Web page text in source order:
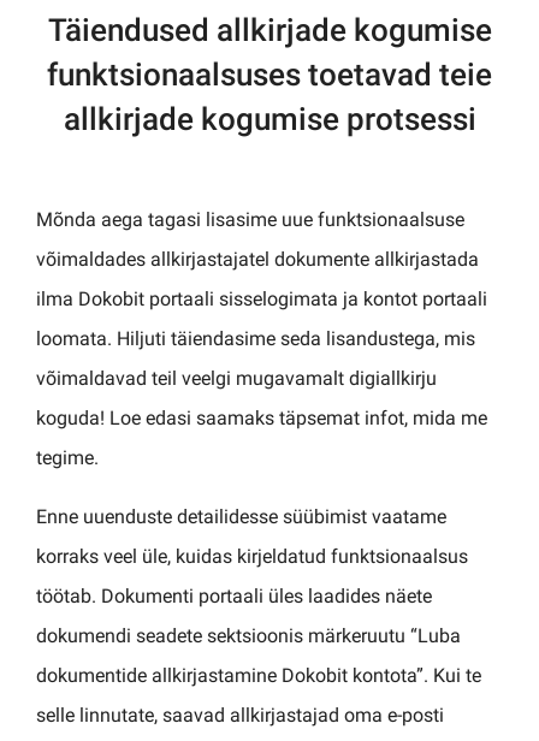
Täiendused allkirjade kogumise
funktsionaalsuses toetavad teie
allkirjade kogumise protsessi
Mõnda aega tagasi lisasime uue funktsionaalsuse
võimaldades allkirjastajatel dokumente allkirjastada
ilma Dokobit portaali sisselogimata ja kontot portaali
loomata. Hiljuti täiendasime seda lisandustega, mis
võimaldavad teil veelgi mugavamalt digiallkirju
koguda! Loe edasi saamaks täpsemat infot, mida me
tegime.
Enne uuenduste detailidesse süübimist vaatame
korraks veel üle, kuidas kirjeldatud funktsionaalsus
töötab. Dokumenti portaali üles laadides näete
dokumendi seadete sektsioonis märkeruutu “Luba
dokumentide allkirjastamine Dokobit kontota”. Kui te
selle linnutate, saavad allkirjastajad oma e-posti